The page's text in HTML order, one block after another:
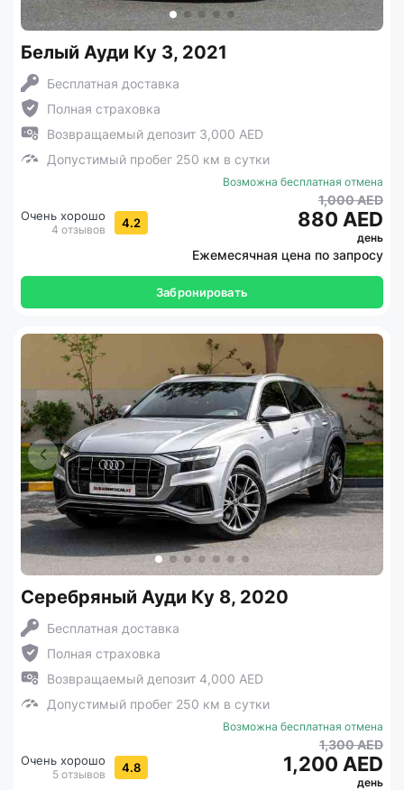
Белый Ауди Ку 3, 2021
Бесплатная доставка
Полная страховка
Возвращаемый депозит 3,000 AED
Допустимый пробег 250 км в сутки
Очень хорошо
4 отзывов 4.2
Возможна бесплатная отмена
1,000 AED
880 AED
день
Ежемесячная цена по запросу
Забронировать
Серебряный Ауди Ку 8, 2020
Бесплатная доставка
Полная страховка
Возвращаемый депозит 4,000 AED
Допустимый пробег 250 км в сутки
Очень хорошо
5 отзывов 4.8
Возможна бесплатная отмена
1,300 AED
1,200 AED
день